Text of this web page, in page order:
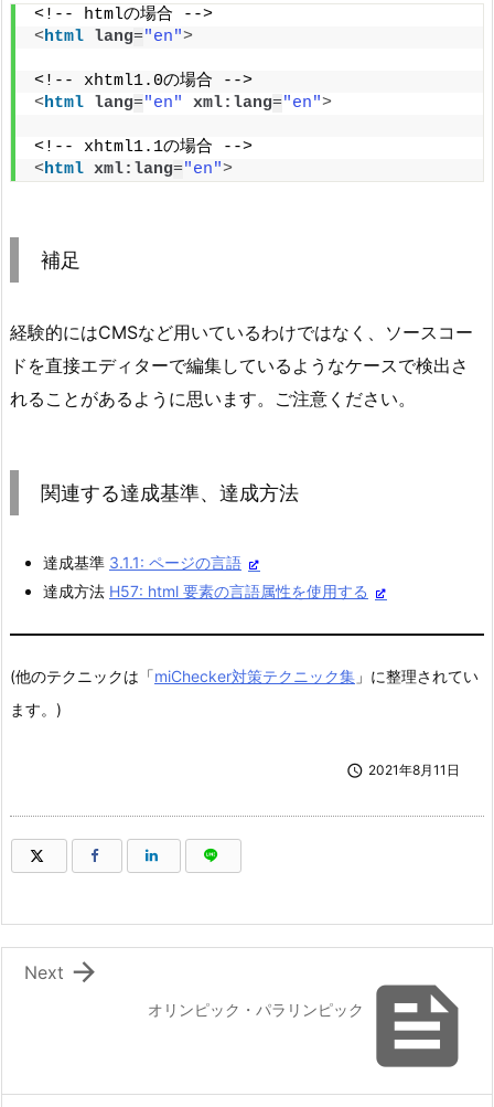
<!-- htmlの場合 -->
<html lang="en">
<!-- xhtml1.0の場合 -->
<html lang="en" xml:lang="en">
<!-- xhtml1.1の場合 -->
<html xml:lang="en">
補足
経験的にはCMSなど用いているわけではなく、ソースコー
ドを直接エディターで編集しているようなケースで検出さ
れることがあるように思います。ご注意ください。
関連する達成基準、達成方法
達成基準 3.1.1: ページの言語
達成方法 H57: html 要素の言語属性を使用する
(他のテクニックは「miChecker対策テクニック集 」に整理されてい
ます。)
 2021年8月11日
（新しいウィンドウで開きます）
（新しいウィンドウで開きます）
（新しいウィンドウで開きます）
（新しいウィンドウで開きます）

オリンピック・パラリンピック

Next